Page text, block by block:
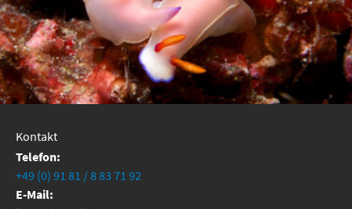
Kontakt
Telefon:
+49 (0) 91 81 / 8 83 71 92
E-Mail: